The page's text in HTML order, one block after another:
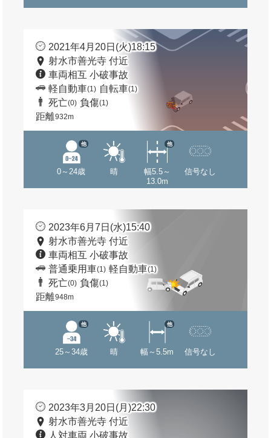
2021年4月20日(火)18:15
射水市善光寺 付近
車両相互 小破事故
軽自動車(1) 自転車(1)
死亡(0) 負傷(1)
距離932m
0～24歳
他
晴
幅5.5～
13.0m
他
信号なし
2023年6月7日(水)15:40
射水市善光寺 付近
車両相互 小破事故
普通乗用車(1) 軽自動車(1)
死亡(0) 負傷(1)
距離948m
25～34歳
他
晴 幅～5.5m
他
信号なし
2023年3月20日(月)22:30
射水市善光寺 付近
人対車両 小破事故